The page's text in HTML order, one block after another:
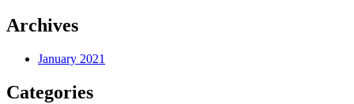
Archives
January 2021
Categories